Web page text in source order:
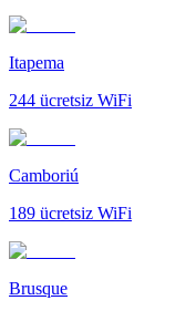
Itapema
244 ücretsiz WiFi
Camboriú
189 ücretsiz WiFi
Brusque